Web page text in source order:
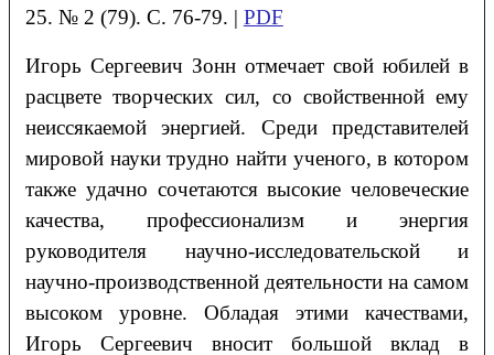
25. № 2 (79). С. 76-79. | PDF
Игорь Сергеевич Зонн отмечает свой юбилей в
расцвете творческих сил, со свойственной ему
неиссякаемой энергией. Среди представителей
мировой науки трудно найти ученого, в котором
также удачно сочетаются высокие человеческие
качества, профессионализм и энергия
руководителя научно-исследовательской и
научно-производственной деятельности на самом
высоком уровне. Обладая этими качествами,
Игорь Сергеевич вносит большой вклад в